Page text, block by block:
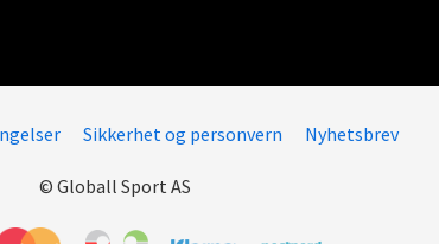
Sikkerhet og personvern Nyhetsbrev
© Globall Sport AS